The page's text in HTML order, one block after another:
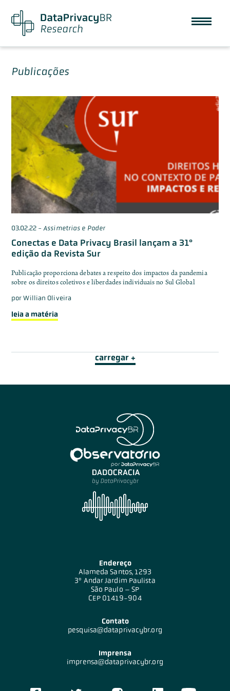
Publicações
03.02.22- Assimetrias e Poder
Conectas e Data Privacy Brasil lançam a 31°
edição da Revista Sur
Publicação proporciona debates a respeito dos impactos da pandemia
sobre os direitos coletivos e liberdades individuais no Sul Global
porWillian Oliveira
leia a matéria
carregar +
Endereço
Alameda Santos, 1293
3º Andar Jardim Paulista
São Paulo – SP
CEP 01419-904
Contato
pesquisa@dataprivacybr.org
Imprensa
imprensa@dataprivacybr.org